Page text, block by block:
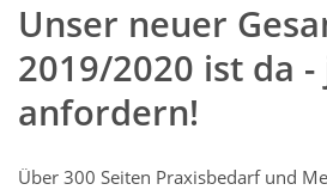
Unser neuer
2019/2020 ist da
anfordern!
Über 300 Seiten Praxisbedarf und